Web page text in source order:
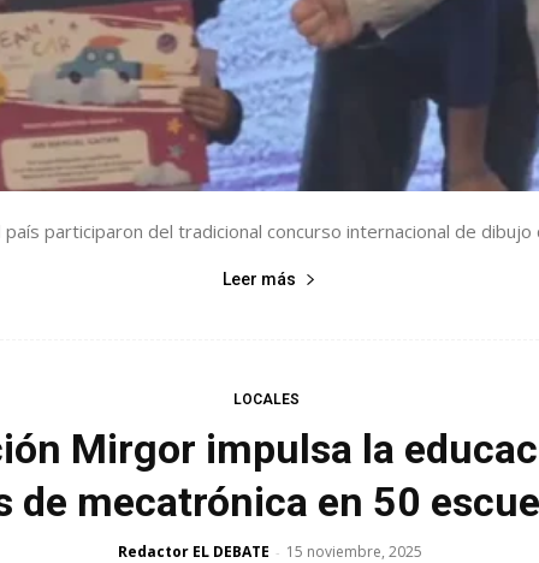
participaron del tradicional concurso internacional de dibujo
Leer más
LOCALES
Mirgor impulsa la
de mecatrónica en 50
Redactor EL DEBATE - 15 noviembre, 2025